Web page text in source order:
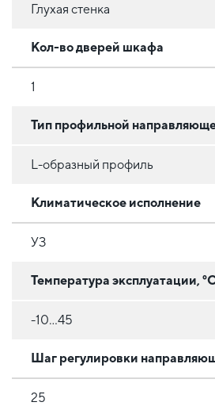
Глухая стенка
Кол-во дверей шкафа
1
Тип профильной
L-образный профиль
Климатическое исполнение
УЗ
Температура эксплуатации,
-10...45
Шаг регулировки
25